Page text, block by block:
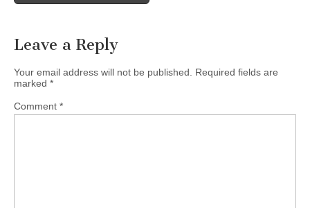
Leave a Reply
Your email address will not be published.
Required fields are
marked *
Comment *